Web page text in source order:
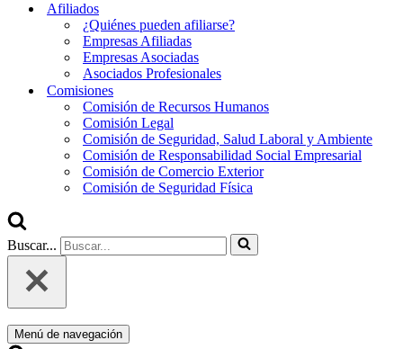
Afiliados
¿Quiénes pueden afiliarse?
Empresas Afiliadas
Empresas Asociadas
Asociados Profesionales
Comisiones
Comisión de Recursos Humanos
Comisión Legal
Comisión de Seguridad, Salud Laboral y Ambiente
Comisión de Responsabilidad Social Empresarial
Comisión de Comercio Exterior
Comisión de Seguridad Física
Buscar...
Menú de navegación